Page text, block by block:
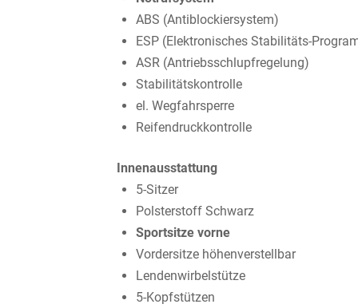
ABS (Antiblockiersystem)
ESP (Elektronisches Stabilitäts-
ASR (Antriebsschlupfregelung)
Stabilitätskontrolle
el. Wegfahrsperre
Reifendruckkontrolle
Innenausstattung
5-Sitzer
Polsterstoff Schwarz
Sportsitze vorne
Vordersitze höhenverstellbar
Lendenwirbelstütze
5-Kopfstützen